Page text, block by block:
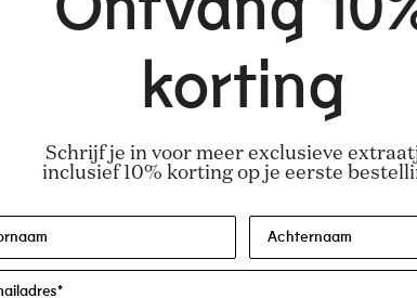
for a while, and when I saw this collab I knew this
wondering if this was really the perfume Nora &
I'm honestly over the moon.
korting
Schrijf je in voor meer exclusieve
inclusief 10% korting op je eerste